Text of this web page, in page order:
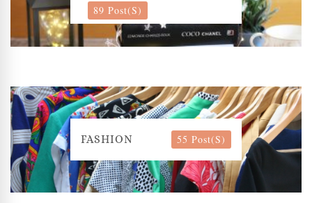
89 Post(s)
FASHION 55 Post(s)